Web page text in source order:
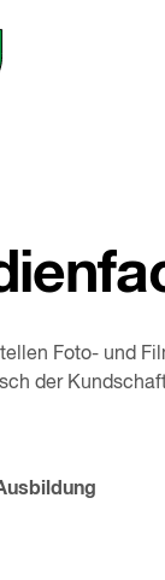
Foto- und
der